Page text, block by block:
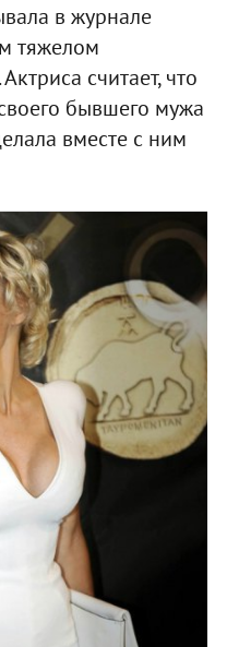
в журнале
тяжелом
считает, что
бывшего мужа
вместе с ним